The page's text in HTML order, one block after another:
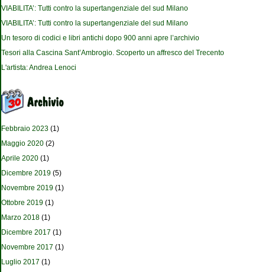
VIABILITA’: Tutti contro la supertangenziale del sud Milano
VIABILITA’: Tutti contro la supertangenziale del sud Milano
Un tesoro di codici e libri antichi dopo 900 anni apre l’archivio
Tesori alla Cascina Sant’Ambrogio. Scoperto un affresco del Trecento
L'artista: Andrea Lenoci
Febbraio 2023 (1)
Maggio 2020 (2)
Aprile 2020 (1)
Dicembre 2019 (5)
Novembre 2019 (1)
Ottobre 2019 (1)
Marzo 2018 (1)
Dicembre 2017 (1)
Novembre 2017 (1)
Luglio 2017 (1)